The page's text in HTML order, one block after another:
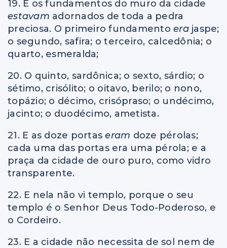
19. E os fundamentos do muro da cidade
estavam adornados de toda a pedra
preciosa. O primeiro fundamento era jaspe;
o segundo, safira; o terceiro, calcedônia; o
quarto, esmeralda;
20. O quinto, sardônica; o sexto, sárdio; o
sétimo, crisólito; o oitavo, berilo; o nono,
topázio; o décimo, crisópraso; o undécimo,
jacinto; o duodécimo, ametista.
21. E as doze portaseram doze pérolas;
cada uma das portas era uma pérola; e a
praça da cidade de ouro puro, como vidro
transparente.
22. E nela não vi templo, porque o seu
templo é o Senhor Deus Todo-Poderoso, e
o Cordeiro.
23. E a cidade não necessita de sol nem de